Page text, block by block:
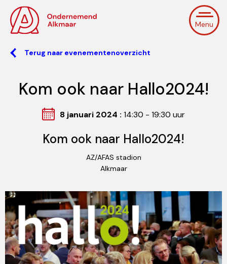
Menu
Terug naar evenementenoverzicht
Kom ook naar Hallo2024!
8 januari 2024 : 14:30 - 19:30 uur
Kom ook naar Hallo2024!
AZ/AFAS stadion
Alkmaar